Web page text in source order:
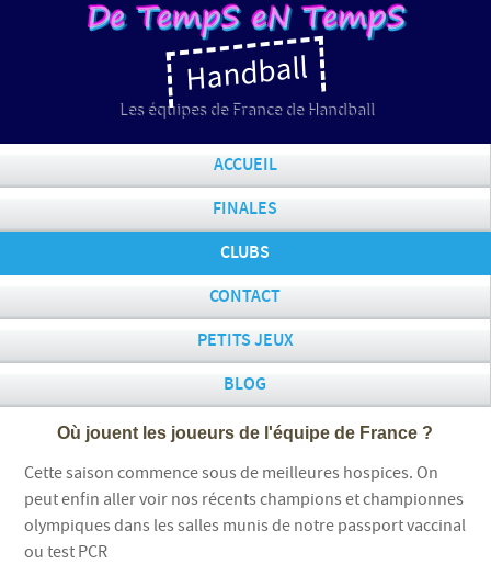
Handball
Les équipes de France de Handball
ACCUEIL
FINALES
CLUBS
CONTACT
PETITS JEUX
BLOG
Où jouent les joueurs de l'équipe de France ?
Cette saison commence sous de meilleures hospices. On
peut enfin aller voir nos récents champions et championnes
olympiques dans les salles munis de notre passport vaccinal
ou test PCR